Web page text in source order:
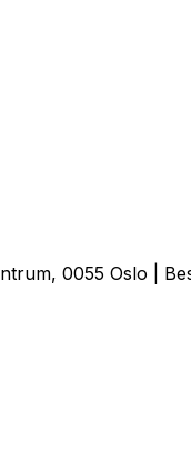
0055 Oslo |